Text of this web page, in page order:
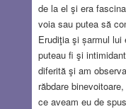
de la el şi era
voia sau putea să
Erudiţia şi șarmul lui
puteau fi şi
diferită şi am
răbdare
ce aveam eu de